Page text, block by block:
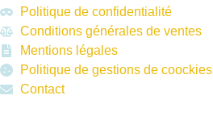
Politique de confidentialité
Conditions générales de ventes
Mentions légales
Politique de gestions de coockies
Contact